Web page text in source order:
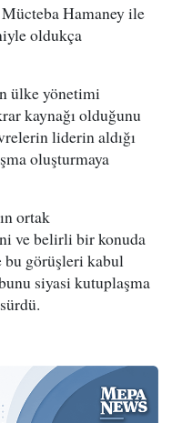
Hamaney ile
oldukça
ülke yönetimi
kaynağı olduğunu
liderin aldığı
oluşturmaya
ortak
ve belirli bir konuda
bu görüşleri kabul
siyasi kutuplaşma